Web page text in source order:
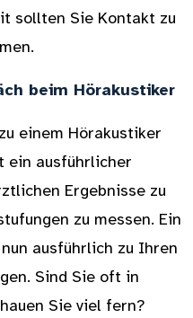
sollten Sie Kontakt zu
beim Hörakustiker
einem Hörakustiker
ein ausführlicher
Ergebnisse zu
zu messen. Ein
ausführlich zu Ihren
Sind Sie oft in
Sie viel fern?